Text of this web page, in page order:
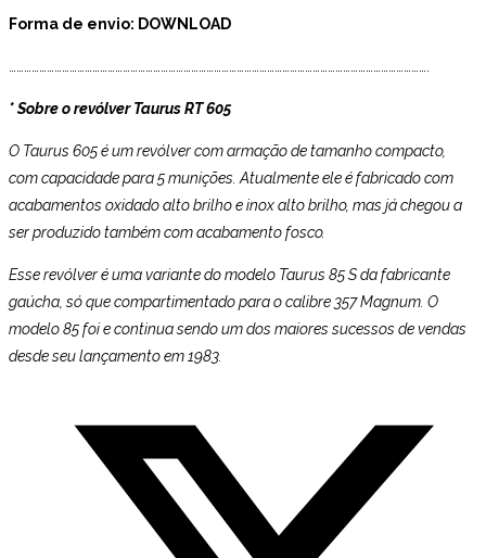
Forma de envio: DOWNLOAD
* Sobre o revólver Taurus RT 605
O Taurus 605 é um revólver com armação de tamanho compacto,
com capacidade para 5 munições. Atualmente ele é fabricado com
acabamentos oxidado alto brilho e inox alto brilho, mas já chegou a
ser produzido também com acabamento fosco.
Esse revólver é uma variante do modelo Taurus 85 S da fabricante
gaúcha, só que compartimentado para o calibre 357 Magnum. O
modelo 85 foi e continua sendo um dos maiores sucessos de vendas
desde seu lançamento em 1983.